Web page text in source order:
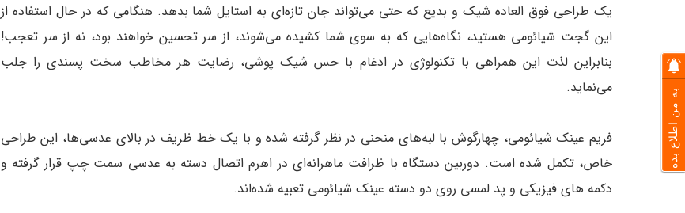
یک طراحی فوق العاده شیک و بدیع که حتی می‌تواند جان تازه‌ای به استایل شما بدهد. هنگامی که در حال استفاده از
این گجت شیائومی هستید، نگاه‌هایی که به سوی شما کشیده می‌شوند، از سر تحسین خواهند بود، نه از سر تعجب!
بنابراین لذت این همراهی با تکنولوژی در ادغام با حس شیک پوشی، رضایت هر مخاطب سخت پسندی را جلب
می‌نماید.
فریم عینک شیائومی، چهارگوش با لبه‌های منحنی در نظر گرفته شده و با یک خط ظریف در بالای عدسی‌ها، این طراحی
خاص، تکمل شده است. دوربین دستگاه با ظرافت ماهرانه‌ای در اهرم اتصال دسته به عدسی سمت چپ قرار گرفته و
دکمه‌ های فیزیکی و پد لمسی روی دو دسته‌ عینک شیائومی تعبیه شده‌اند.
به من اطلاع بده